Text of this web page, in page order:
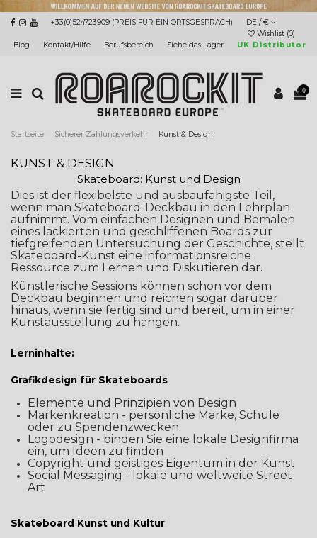
+33(0)524723909 (PREIS FÜR EIN ORTSGESPRÄCH)
DE / €
Wishlist (0)
Blog
Kontakt/Hilfe Berufsbereich Siehe das Lager UK Distributor
0
Startseite Sicherer Zahlungsverkehr Kunst & Design
KUNST & DESIGN
Skateboard: Kunst und Design
Dies ist der flexibelste und ausbaufähigste Teil,
wenn man Skateboard-Deckbau in den Lehrplan
aufnimmt. Vom einfachen Designen und Bemalen
eines lackierten und geschliffenen Boards zur
tiefgreifenden Untersuchung der Geschichte, stellt
Skateboard-Kunst eine informationsreiche
Ressource zum Lernen und Diskutieren dar.
Künstlerische Sessions können schon vor dem
Deckbau beginnen und reichen sogar darüber
hinaus, wenn sie fertig sind und bereit, um in einer
Kunstausstellung zu hängen.
Lerninhalte:
Grafikdesign für Skateboards
Elemente und Prinzipien von Design
Markenkreation - persönliche Marke, Schule
oder zu Spendenzwecken
Logodesign - binden Sie eine lokale Designfirma
ein, um Ideen zu finden
Copyright und geistiges Eigentum in der Kunst
Social Messaging - lokale und weltweite Street
Art
Skateboard Kunst und Kultur